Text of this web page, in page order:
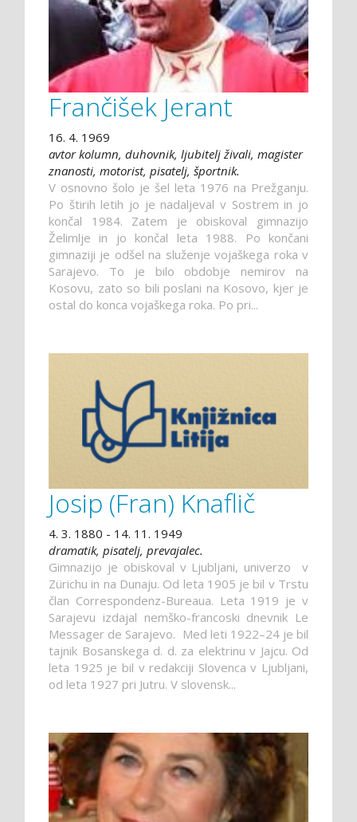
Frančišek Jerant
16. 4. 1969
avtor kolumn, duhovnik, ljubitelj živali, magister
znanosti, motorist, pisatelj, športnik.
V osnovno šolo je šel leta 1976 na Prežganju.
Po štirih letih jo je nadaljeval v Sostrem in jo
končal 1984. Zatem je obiskoval gimnazijo
Želimlje in jo končal leta 1988. Po končani
gimnaziji je odšel na služenje vojaškega roka v
Sarajevo. To je bilo obdobje nemirov na
Kosovu, zato so bili poslani na Kosovo, kjer je
ostal do konca vojaškega roka. Po pri...
Josip (Fran) Knaflič
4. 3. 1880 - 14. 11. 1949
dramatik, pisatelj, prevajalec.
Gimnazijo je obiskoval v Ljubljani, univerzo v
Zürichu in na Dunaju. Od leta 1905 je bil v Trstu
član Correspondenz-Bureaua. Leta 1919 je v
Sarajevu izdajal nemško-francoski dnevnik Le
Messager de Sarajevo. Med leti 1922–24 je bil
tajnik Bosanskega d. d. za elektrinu v Jajcu. Od
leta 1925 je bil v redakciji Slovenca v Ljubljani,
od leta 1927 pri Jutru. V slovensk...